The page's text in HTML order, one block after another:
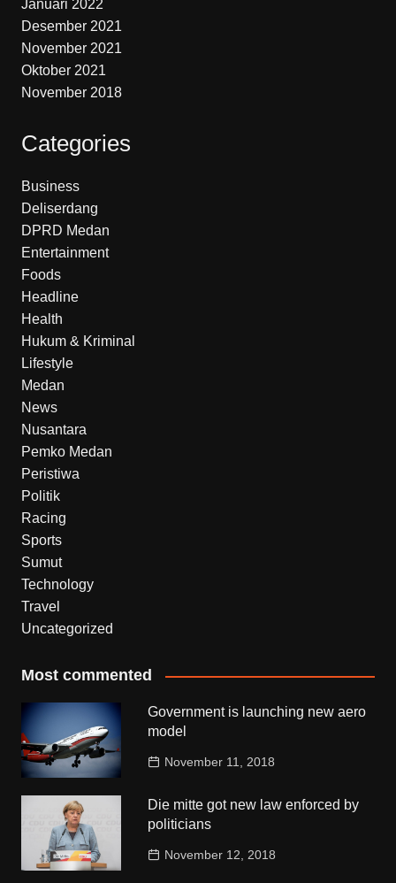
Januari 2022
Desember 2021
November 2021
Oktober 2021
November 2018
Categories
Business
Deliserdang
DPRD Medan
Entertainment
Foods
Headline
Health
Hukum & Kriminal
Lifestyle
Medan
News
Nusantara
Pemko Medan
Peristiwa
Politik
Racing
Sports
Sumut
Technology
Travel
Uncategorized
Most commented
Government is launching new aero
model
November 11, 2018
Die mitte got new law enforced by
politicians
November 12, 2018